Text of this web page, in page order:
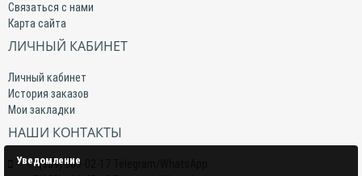
Связаться с нами
Карта сайта
ЛИЧНЫЙ КАБИНЕТ
Личный кабинет
История заказов
Мои закладки
НАШИ КОНТАКТЫ
+7(959) 509-02-17 Telegram/WhatsApp
Уведомление